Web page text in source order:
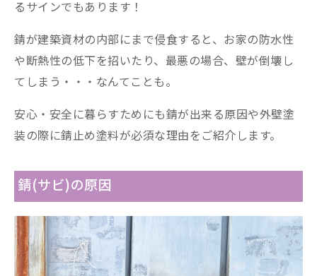
るサインでもあります！
錆が建築資材の内部にまで侵食すると、お家の防水性
や断熱性の低下を招いたり、最悪の場合、壁が倒壊し
てしまう・・・なんてことも。
安心・安全に暮らすためにも錆が出来る原因や外壁塗
装の際に錆止め塗料が必須な理由をご紹介します。
錆(サビ)の原因